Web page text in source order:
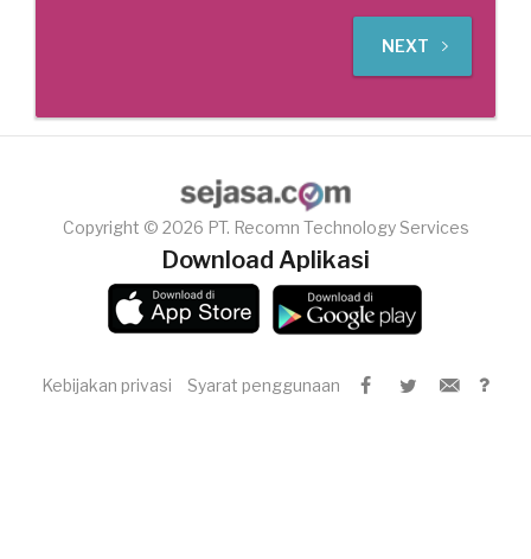
NEXT
Copyright © 2026 PT. Recomn Technology Services
Download Aplikasi
Kebijakan privasi Syarat penggunaan